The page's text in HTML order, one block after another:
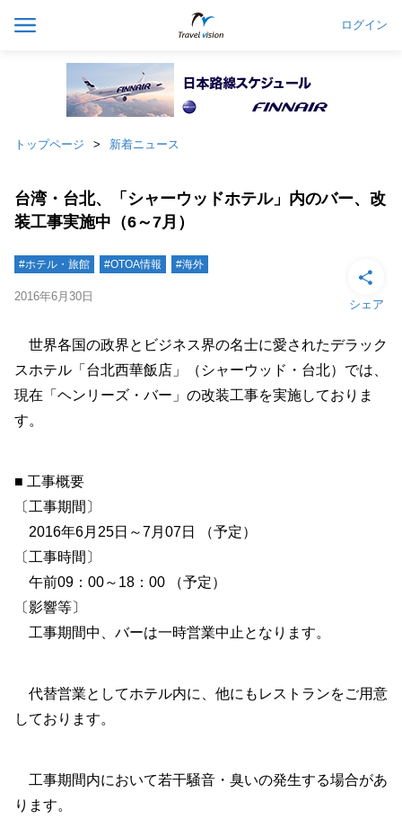
ログイン
トップページ 新着ニュース
台湾・台北、「シャーウッドホテル」内のバー、改
装工事実施中（6～7月）
#ホテル・旅館 #OTOA情報 #海外
2016年6月30日
シェア
世界各国の政界とビジネス界の名士に愛されたデラック
スホテル「台北西華飯店」（シャーウッド・台北）では、
現在「ヘンリーズ・バー」の改装工事を実施しておりま
す。
■ 工事概要
〔工事期間〕
2016年6月25日～7月07日 （予定）
〔工事時間〕
午前09：00～18：00 （予定）
〔影響等〕
工事期間中、バーは一時営業中止となります。
代替営業としてホテル内に、他にもレストランをご用意
しております。
工事期間内において若干騒音・臭いの発生する場合があ
ります。